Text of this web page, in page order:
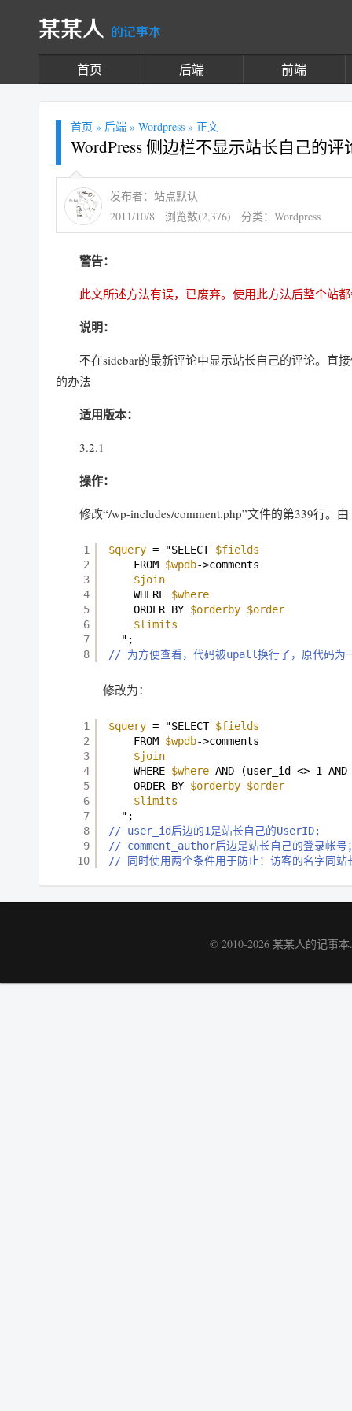
某某人 的记事本
首页 后端 前端
首页 » 后端 » Wordpress » 正文
WordPress 侧边栏不显示站长自己的评
发布者：站点默认
2011/10/8
浏览数(2,376) 分类： Wordpress
警告：
此文所述方法有误，已废弃。使用此方法后整个站
说明：
不在sidebar的最新评论中显示站长自己的评论。直
的办法
适用版本：
3.2.1
操作：
修改“/wp-includes/comment.php”文件的第339行。由
1
2
3
4
5
6
7
8
$query = "SELECT $fields
FROM $wpdb->comments
$join
WHERE $where
ORDER BY $orderby $order
$limits
";
// 为方便查看，代码被upall换行了，原代码为
修改为：
1
2
3
4
5
6
7
8
9
10
$query = "SELECT $fields
FROM $wpdb->comments
$join
WHERE $where AND (user_id <> 1
ORDER BY $orderby $order
$limits
";
// user_id后边的1是站长自己的UserID;
// comment_author后边是站长自己的登录帐号
// 同时使用两个条件用于防止：访客的名字同站
© 2010-2026 某某人的记事本